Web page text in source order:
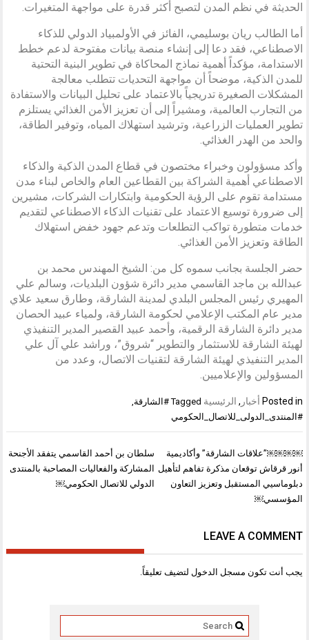
الحديثة في نظم المدن لتصبح أكثر قدرة على مواجهة المتغيرات.
أما الطالب ريان بوسليمي، الفائز في الأولمبياد الدولي للذكاء
الاصطناعي، فقد دعا إلى إنشاء منصة بيانات مفتوحة لدعم خطط
الاستدامة، مؤكداً أهمية نماذج المحاكاة في تطوير البنية التحتية
للمدن الذكية، موضحاً أن مواجهة التحديات تتطلب معالجة
المشكلات الصغيرة تدريجياً بالاعتماد على تحليل البيانات والاستفادة
من التجارب العالمية، ومشيراً إلى أن تعزيز الأمن الغذائي يستلزم
تطوير العمليات الزراعية، وترشيد استهلاك المياه، وتوفير الطاقة،
والحد من الهدر الغذائي.
وأكد مسؤولون وخبراء مختصون في قطاع المدن الذكية والذكاء
الاصطناعي أهمية الشراكة بين القطاعين العام والخاص لبناء مدن
مستدامة تقوم على الرؤية الحكومية وابتكارات الشركات، مشيرين
إلى ضرورة توسيع الاعتماد على تقنيات الذكاء الاصطناعي لتقديم
خدمات متطورة تواكب التطلعات وتدعم جهود خفض استهلاك
الطاقة وتعزيز الأمن الغذائي.
حضر الجلسة بجانب سموه كل من: الشيخ المهندس محمد بن
عبدالله بن ماجد القاسمي مدير دائرة شؤون البلديات، وسالم علي
المهيري رئيس المجلس البلدي لمدينة الشارقة، وطارق سعيد علاي
مدير عام المكتب الإعلامي لحكومة الشارقة، ولمياء عبيد الحصان
مدير دائرة الشارقة الرقمية، وأحمد عبيد القصير المدير التنفيذي
لهيئة الشارقة للاستثمار والتطوير “شروق”، وراشد علي آل علي
المدير التنفيذي لهيئة الشارقة لتقنيات الاتصال، وعدد من
المسؤولين والإعلاميين.
Posted in أخبار , الرئيسية Tagged #الشارقة,
#المنتدى_الدولى_للاتصال_الحكومي
تصفّح
المقالات
سلطان بن أحمد القاسمي يتفقد الأجنحة
المشاركة والفعاليات المصاحبة بالمنتدى
الدولي للاتصال الحكومي￼
￼￼￼￼”علاقات الشارقة” وأكاديمية
أنور قرقاش توقعان مذكرة تفاهم لتأهيل
دبلوماسيي المستقبل وتعزيز التعاون
المؤسسي￼
LEAVE A COMMENT
يجب أنت تكون مسجل الدخول لتضيف تعليقاً.